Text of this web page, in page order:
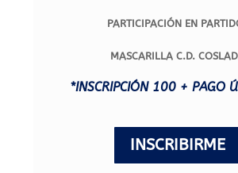
PARTICIPACIÓN EN
MASCARILLA C.D.
*INSCRIPCIÓN 100 + PAGO
INSCRIBIRME